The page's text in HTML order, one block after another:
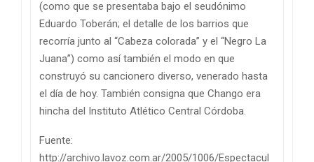
(como que se presentaba bajo el seudónimo
Eduardo Toberán; el detalle de los barrios que
recorría junto al “Cabeza colorada” y el “Negro La
Juana”) como así también el modo en que
construyó su cancionero diverso, venerado hasta
el día de hoy. También consigna que Chango era
hincha del Instituto Atlético Central Córdoba.
Fuente:
http://archivo.lavoz.com.ar/2005/1006/Espectacul